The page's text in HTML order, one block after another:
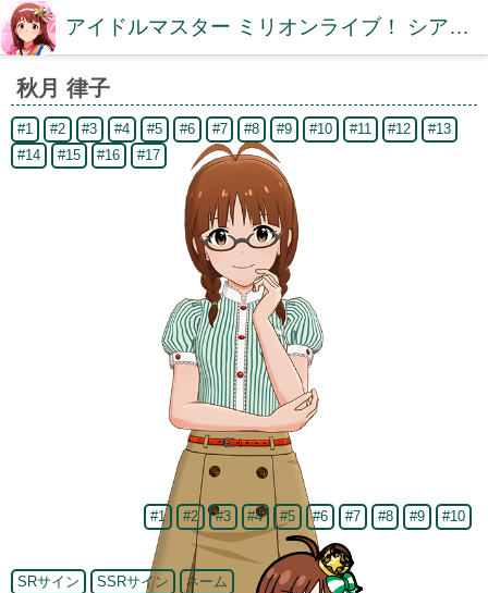
アイドルマスター ミリオンライブ！ シアターデイズDB【ミリシタDB】
秋月 律子
#1 #2 #3 #4 #5 #6 #7 #8 #9 #10 #11 #12
#13
#14
#15 #16 #17
#1 #2 #3 #4 #5 #6 #7 #8 #9 #10
SRサイン SSRサイン ネーム